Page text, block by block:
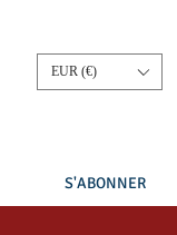
EUR (€)
S'ABONNER